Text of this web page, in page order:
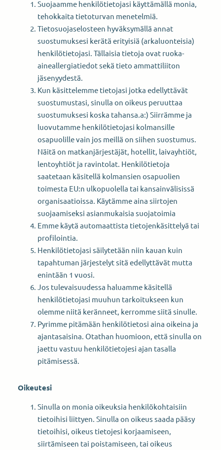
Suojaamme henkilötietojasi käyttämällä monia,
tehokkaita tietoturvan menetelmiä.
Tietosuojaselosteen hyväksymällä annat
suostumuksesi kerätä erityisiä (arkaluonteisia)
henkilötietojasi. Tällaisia tietoja ovat ruoka-
aineallergiatiedot sekä tieto ammattiliiton
jäsenyydestä.
Kun käsittelemme tietojasi jotka edellyttävät
suostumustasi, sinulla on oikeus peruuttaa
suostumuksesi koska tahansa.a:) Siirrämme ja
luovutamme henkilötietojasi kolmansille
osapuolille vain jos meillä on siihen suostumus.
Näitä on matkanjärjestäjät, hotellit, laivayhtiöt,
lentoyhtiöt ja ravintolat. Henkilötietoja
saatetaan käsitellä kolmansien osapuolien
toimesta EU:n ulkopuolella tai kansainvälisissä
organisaatioissa. Käytämme aina siirtojen
suojaamiseksi asianmukaisia suojatoimia
Emme käytä automaattista tietojenkäsittelyä tai
profilointia.
Henkilötietojasi säilytetään niin kauan kuin
tapahtuman järjestelyt sitä edellyttävät mutta
enintään 1 vuosi.
Jos tulevaisuudessa haluamme käsitellä
henkilötietojasi muuhun tarkoitukseen kun
olemme niitä keränneet, kerromme siitä sinulle.
Pyrimme pitämään henkilötietosi aina oikeina ja
ajantasaisina. Otathan huomioon, että sinulla on
jaettu vastuu henkilötietojesi ajan tasalla
pitämisessä.
Oikeutesi
Sinulla on monia oikeuksia henkilökohtaisiin
tietoihisi liittyen. Sinulla on oikeus saada pääsy
tietoihisi, oikeus tietojesi korjaamiseen,
siirtämiseen tai poistamiseen, tai oikeus